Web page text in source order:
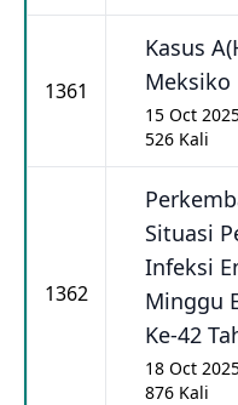
1361
Kasus
Meksiko
15 Oct
526 Kali
1362
Situasi
Infeksi
Minggu
Ke-42
18 Oct
876 Kali